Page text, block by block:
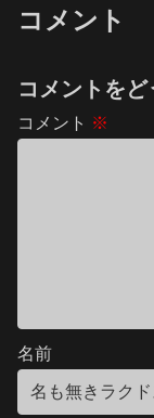
コメント
コメントをど
コメント ※
名前